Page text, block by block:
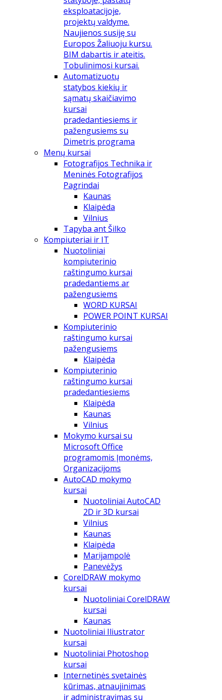
eksploatacijoje,
projektų valdyme.
Naujienos susiję su
Europos Žaliuoju kursu.
BIM dabartis ir ateitis.
Tobulinimosi kursai.
Automatizuotų
statybos kiekių ir
sąmatų skaičiavimo
kursai
pradedantiesiems ir
pažengusiems su
Dimetris programa
Menų kursai
Fotografijos Technika ir
Meninės Fotografijos
Pagrindai
Kaunas
Klaipėda
Vilnius
Tapyba ant Šilko
Kompiuteriai ir IT
Nuotoliniai
kompiuterinio
raštingumo kursai
pradedantiems ar
pažengusiems
WORD KURSAI
POWER POINT KURSAI
Kompiuterinio
raštingumo kursai
pažengusiems
Klaipėda
Kompiuterinio
raštingumo kursai
pradedantiesiems
Klaipėda
Kaunas
Vilnius
Mokymo kursai su
Microsoft Office
programomis Įmonėms,
Organizacijoms
AutoCAD mokymo
kursai
Nuotoliniai AutoCAD
2D ir 3D kursai
Vilnius
Kaunas
Klaipėda
Marijampolė
Panevėžys
CorelDRAW mokymo
kursai
Nuotoliniai CorelDRAW
kursai
Kaunas
Nuotoliniai Iliustrator
kursai
Nuotoliniai Photoshop
kursai
Internetinės svetainės
kūrimas, atnaujinimas
ir administravimas su